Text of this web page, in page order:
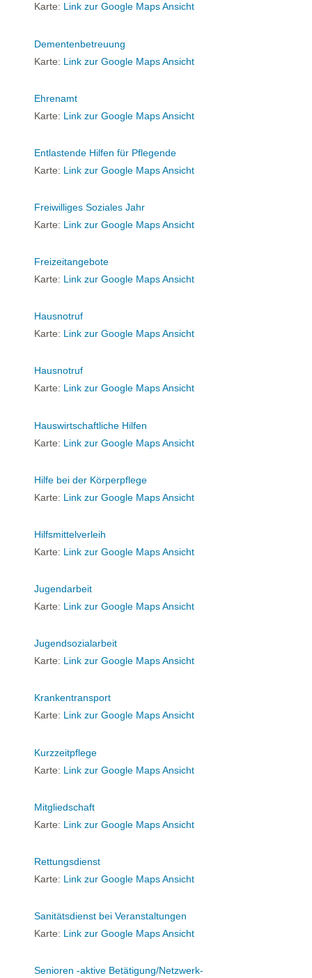
Karte: Link zur Google Maps Ansicht
Dementenbetreuung
Karte: Link zur Google Maps Ansicht
Ehrenamt
Karte: Link zur Google Maps Ansicht
Entlastende Hilfen für Pflegende
Karte: Link zur Google Maps Ansicht
Freiwilliges Soziales Jahr
Karte: Link zur Google Maps Ansicht
Freizeitangebote
Karte: Link zur Google Maps Ansicht
Hausnotruf
Karte: Link zur Google Maps Ansicht
Hausnotruf
Karte: Link zur Google Maps Ansicht
Hauswirtschaftliche Hilfen
Karte: Link zur Google Maps Ansicht
Hilfe bei der Körperpflege
Karte: Link zur Google Maps Ansicht
Hilfsmittelverleih
Karte: Link zur Google Maps Ansicht
Jugendarbeit
Karte: Link zur Google Maps Ansicht
Jugendsozialarbeit
Karte: Link zur Google Maps Ansicht
Krankentransport
Karte: Link zur Google Maps Ansicht
Kurzzeitpflege
Karte: Link zur Google Maps Ansicht
Mitgliedschaft
Karte: Link zur Google Maps Ansicht
Rettungsdienst
Karte: Link zur Google Maps Ansicht
Sanitätsdienst bei Veranstaltungen
Karte: Link zur Google Maps Ansicht
Senioren -aktive Betätigung/Netzwerk-